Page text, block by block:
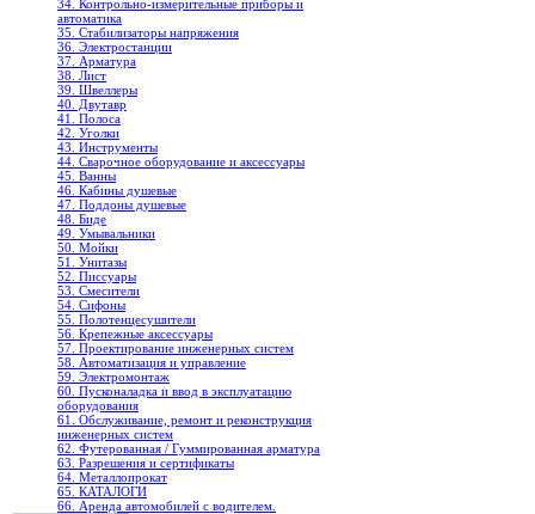
34. Контрольно-измерительные приборы и
автоматика
35. Стабилизаторы напряжения
36. Электростанции
37. Арматура
38. Лист
39. Швеллеры
40. Двутавр
41. Полоса
42. Уголки
43. Инструменты
44. Сварочное оборудование и аксессуары
45. Ванны
46. Кабины душевые
47. Поддоны душевые
48. Биде
49. Умывальники
50. Мойки
51. Унитазы
52. Писсуары
53. Смесители
54. Сифоны
55. Полотенцесушители
56. Крепежные аксессуары
57. Проектирование инженерных систем
58. Автоматизация и управление
59. Электромонтаж
60. Пусконаладка и ввод в эксплуатацию
оборудования
61. Обслуживание, ремонт и реконструкция
инженерных систем
62. Футерованная / Гуммированная арматура
63. Разрешения и сертификаты
64. Металлопрокат
65. КАТАЛОГИ
66. Аренда автомобилей с водителем.